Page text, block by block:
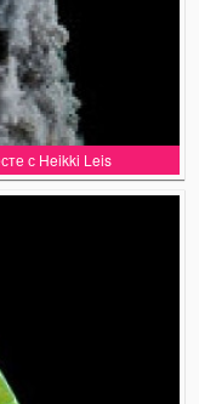
с Heikki Leis